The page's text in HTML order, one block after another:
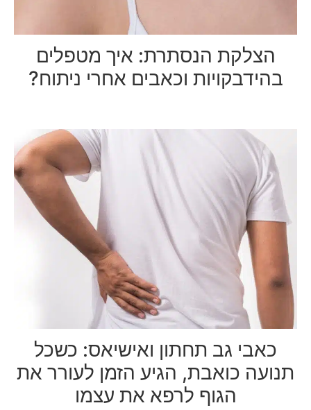
הצלקת הנסתרת: איך מטפלים
בהידבקויות וכאבים אחרי ניתוח?
כאבי גב תחתון ואישיאס: כשכל
תנועה כואבת, הגיע הזמן לעורר את
הגוף לרפא את עצמו